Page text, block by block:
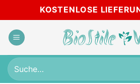
to
content
KOSTENLOSE
Suche
nach: